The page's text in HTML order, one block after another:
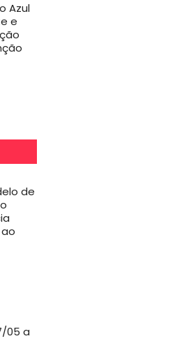
Azul
e
de
05 a